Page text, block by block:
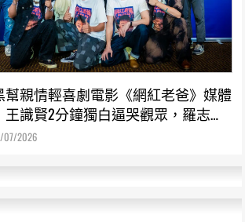
幫親情輕喜劇電影《網紅老爸》媒體
識賢2分鐘獨白逼哭觀眾，羅志
笑MVP
07/2026